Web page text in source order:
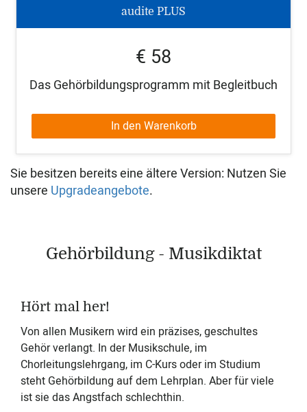
audite PLUS
€ 58
Das Gehörbildungsprogramm mit Begleitbuch
In den Warenkorb
Sie besitzen bereits eine ältere Version: Nutzen Sie
unsere Upgradeangebote.
Gehörbildung - Musikdiktat
Hört mal her!
Von allen Musikern wird ein präzises, geschultes
Gehör verlangt. In der Musikschule, im
Chorleitungslehrgang, im C-Kurs oder im Studium
steht Gehörbildung auf dem Lehrplan. Aber für viele
ist sie das Angstfach schlechthin.